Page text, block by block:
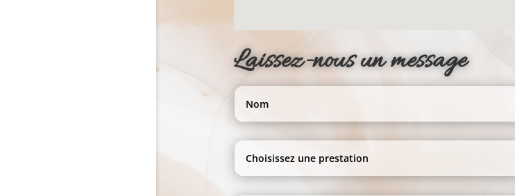
Laissez-nous un message